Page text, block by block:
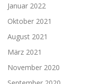
Januar 2022
Oktober 2021
August 2021
März 2021
November 2020